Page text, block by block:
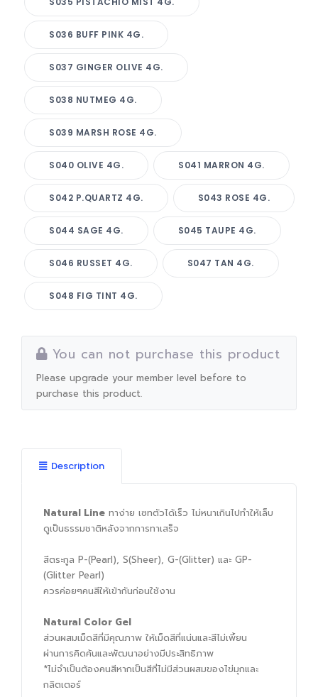
S036 BUFF PINK 4G.
S037 GINGER OLIVE 4G.
S038 NUTMEG 4G.
S039 MARSH ROSE 4G.
S040 OLIVE 4G. S041 MARRON 4G.
S042 P.QUARTZ 4G. S043 ROSE 4G.
S044 SAGE 4G. S045 TAUPE 4G.
S046 RUSSET 4G. S047 TAN 4G.
S048 FIG TINT 4G.
You can not purchase this product
Please upgrade your member level before to
purchase this product.
Description
Natural Line ทาง่าย เซทตัวได้เร็ว ไม่หนาเกินไปทำให้เล็บ
ดูเป็นธรรมชาติหลังจากการทาเสร็จ
สีตระกูล P-(Pearl), S(Sheer), G-(Glitter) และ GP-
(Glitter Pearl)
ควรค่อยๆคนสีให้เข้ากันก่อนใช้งาน
Natural Color Gel
ส่วนผสมเม็ดสีที่มีคุณภาพ ให้เม็ดสีที่แน่นและสีไม่เพี้ยน
ผ่านการคิดค้นและพัฒนาอย่างมีประสิทธิภาพ
*ไม่จำเป็นต้องคนสีหากเป็นสีที่ไม่มีส่วนผสมของไข่มุกและ
กลิตเตอร์